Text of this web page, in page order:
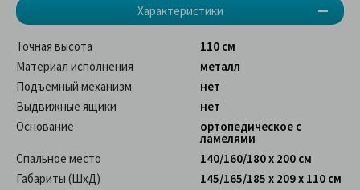
Характеристики
Точная высота
110 см
Материал исполнения
металл
Подъемный механизм
нет
Выдвижные ящики
нет
Основание
ортопедическое с
ламелями
Спальное место
140/160/180 x 200 см
Габариты (ШхД)
145/165/185 х 209 х 110 см